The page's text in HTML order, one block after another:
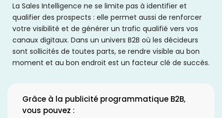
La Sales Intelligence ne se limite pas à identifier et
qualifier des prospects : elle permet aussi de renforcer
votre visibilité et de générer un trafic qualifié vers vos
canaux digitaux. Dans un univers B2B où les décideurs
sont sollicités de toutes parts, se rendre visible au bon
moment et au bon endroit est un facteur clé de succès.
Grâce à la publicité programmatique B2B,
vous pouvez :